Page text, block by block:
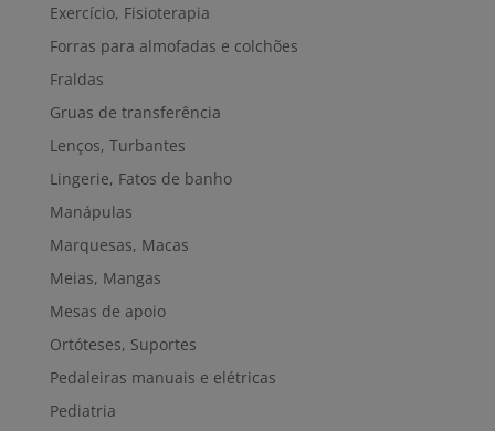
Exercício, Fisioterapia
Forras para almofadas e colchões
Fraldas
Gruas de transferência
Lenços, Turbantes
Lingerie, Fatos de banho
Manápulas
Marquesas, Macas
Meias, Mangas
Mesas de apoio
Ortóteses, Suportes
Pedaleiras manuais e elétricas
Pediatria